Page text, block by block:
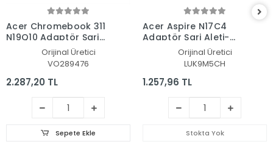
Acer Chromebook 311
N19Q10 Adaptör Şarj
Aleti-CihazıOrijinal Üretici
VO289476
2.287,20 TL
Sepete Ekle
Acer Aspire N17C4
Adaptör Şarj Aleti-
Orijinal Üretici
LUK9M5CH
1.257,96 TL
Stokta Yok